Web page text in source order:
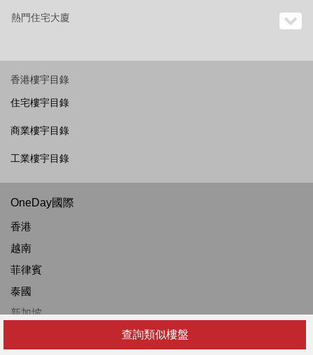
查詢類似樓盤
熱門住宅大廈
香港樓宇目錄
住宅樓宇目錄
商業樓宇目錄
工業樓宇目錄
OneDay國際
香港
越南
菲律賓
泰國
新加坡